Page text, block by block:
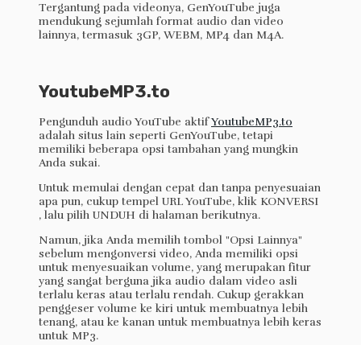
Tergantung pada videonya, GenYouTube juga
mendukung sejumlah format audio dan video
lainnya, termasuk 3GP, WEBM, MP4 dan M4A.
YoutubeMP3.to
Pengunduh audio YouTube aktifYoutubeMP3.to
adalah situs lain seperti GenYouTube, tetapi
memiliki beberapa opsi tambahan yang mungkin
Anda sukai.
Untuk memulai dengan cepat dan tanpa penyesuaian
apa pun, cukup tempel URL YouTube, klik KONVERSI
, lalu pilih UNDUH di halaman berikutnya.
Namun, jika Anda memilih tombol "Opsi Lainnya"
sebelum mengonversi video, Anda memiliki opsi
untuk menyesuaikan volume, yang merupakan fitur
yang sangat berguna jika audio dalam video asli
terlalu keras atau terlalu rendah. Cukup gerakkan
penggeser volume ke kiri untuk membuatnya lebih
tenang, atau ke kanan untuk membuatnya lebih keras
untuk MP3.